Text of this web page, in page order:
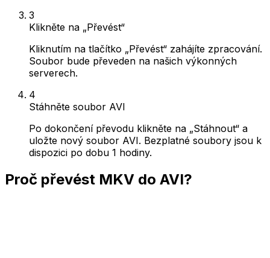
3
Klikněte na „Převést“
Kliknutím na tlačítko „Převést“ zahájíte zpracování.
Soubor bude převeden na našich výkonných
serverech.
4
Stáhněte soubor AVI
Po dokončení převodu klikněte na „Stáhnout“ a
uložte nový soubor AVI. Bezplatné soubory jsou k
dispozici po dobu 1 hodiny.
Proč převést MKV do AVI?